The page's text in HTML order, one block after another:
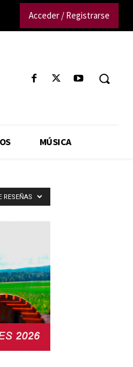
Acceder / Registrarse
MÚSICA
RESEÑAS